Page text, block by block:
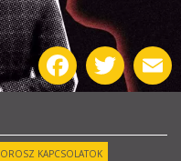
OROSZ KAPCSOLATOK
FacebookTwitter